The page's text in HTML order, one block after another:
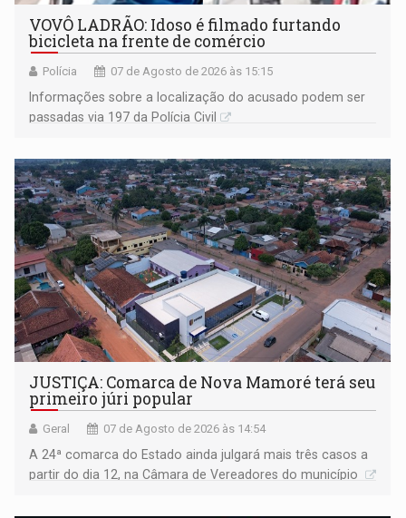
VOVÔ LADRÃO: Idoso é filmado furtando
bicicleta na frente de comércio
Polícia 07 de Agosto de 2026 às 15:15
Informações sobre a localização do acusado podem ser
passadas via 197 da Polícia Civil
JUSTIÇA: Comarca de Nova Mamoré terá seu
primeiro júri popular
Geral 07 de Agosto de 2026 às 14:54
A 24ª comarca do Estado ainda julgará mais três casos a
partir do dia 12, na Câmara de Vereadores do município